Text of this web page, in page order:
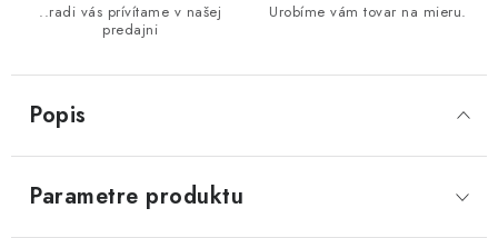
LAMELOVÉ ROŠTY DO POSTELE
KNIŽNICE A REGÁLY
..radi vás prívítame v našej
predajni
Urobíme vám tovar na mieru.
Popis
Parametre produktu